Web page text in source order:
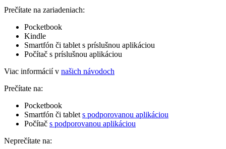
Prečítate na zariadeniach:
Pocketbook
Kindle
Smartfón či tablet s príslušnou aplikáciou
Počítač s príslušnou aplikáciou
Viac informácií v našich návodoch
Prečítate na:
Pocketbook
Smartfón či tablet s podporovanou aplikáciou
Počítač s podporovanou aplikáciou
Neprečítate na: